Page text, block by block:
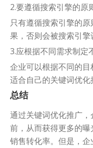
2.要遵循搜索引擎的原
只有遵循搜索引擎的
果，否则会被搜索引擎
3.应根据不同需求制定
企业可以根据不同的
适合自己的关键词优化
总结
通过关键词优化推广
前，从而获得更多的
销售转化率。但是，